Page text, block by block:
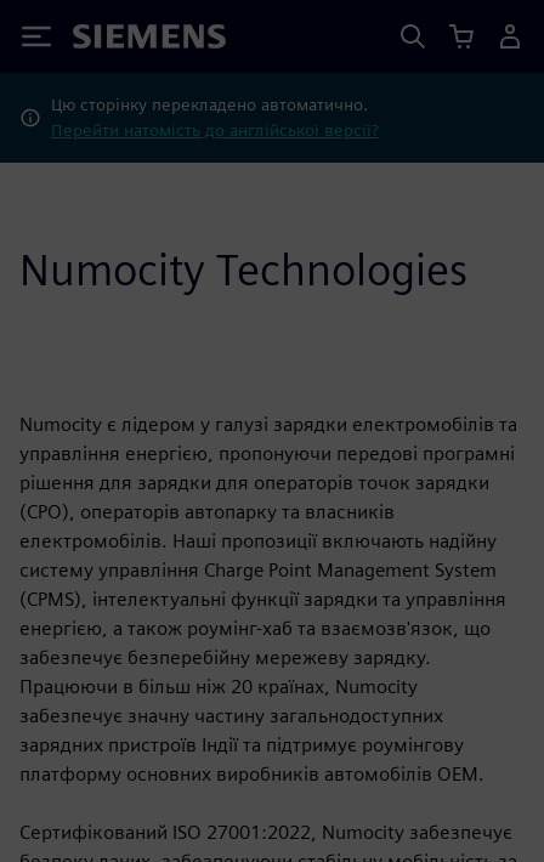
Siemens
Цю сторінку перекладено автоматично.
Перейти натомість до англійської версії?
Numocity Technologies
Numocity є лідером у галузі зарядки електромобілів та
управління енергією, пропонуючи передові програмні
рішення для зарядки для операторів точок зарядки
(CPO), операторів автопарку та власників
електромобілів. Наші пропозиції включають надійну
систему управління Charge Point Management System
(CPMS), інтелектуальні функції зарядки та управління
енергією, а також роумінг-хаб та взаємозв'язок, що
забезпечує безперебійну мережеву зарядку.
Працюючи в більш ніж 20 країнах, Numocity
забезпечує значну частину загальнодоступних
зарядних пристроїв Індії та підтримує роумінгову
платформу основних виробників автомобілів OEM.
Сертифікований ISO 27001:2022, Numocity забезпечує